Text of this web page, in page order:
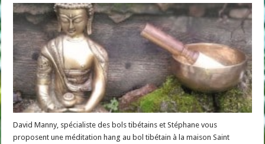
David Manny, spécialiste des bols tibétains et Stéphane vous
proposent une méditation hang au bol tibétain à la maison Saint